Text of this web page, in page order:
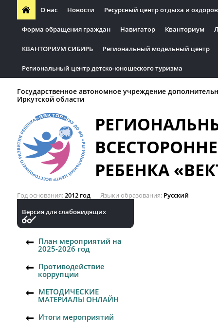
О нас Новости Ресурсный центр отдыха и
Форма обращения граждан Навигатор Кванториум
КВАНТОРИУМ СИБИРЬ Региональный модельный центр
Региональный центр детско-юношеского туризма
Государственное автономное учреждение
Иркутской области
РЕБЕНКА
Год основания 2012 год Языки образования Русский
Версия для слабовидящих
План мероприятий на
2025-2026 год
Противодействие
коррупции
МЕТОДИЧЕСКИЕ
МАТЕРИАЛЫ ОНЛАЙН
Итоги мероприятий